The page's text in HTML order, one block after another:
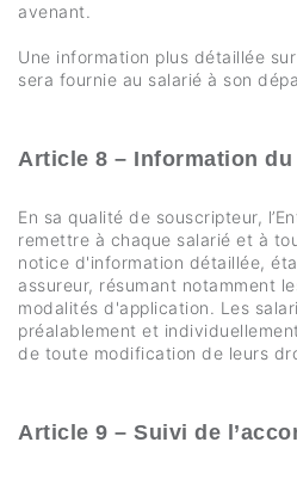
avenant.
Une information plus détaillée
sera fournie au salarié à son
Article 8 – Information du
En sa qualité de souscripteur,
remettre à chaque salarié et à
notice d'information détaillée,
assureur, résumant notamment
modalités d'application. Les
préalablement et
de toute modification de leurs
Article 9 – Suivi de